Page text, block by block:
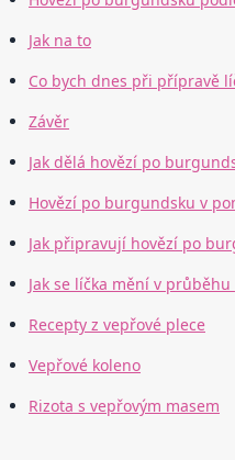
Jak na to
Co bych dnes při přípravě
Závěr
Jak dělá hovězí po
Hovězí po burgundsku v
Jak připravují hovězí po
Jak se líčka mění v
Recepty z vepřové plece
Vepřové koleno
Rizota s vepřovým masem